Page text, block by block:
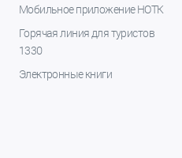
Мобильное приложение НОТК
Горячая линия для туристов
1330
Электронные книги